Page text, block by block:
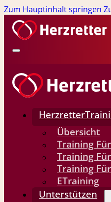
Zum Hauptinhalt springen
Übersicht
Training
Training
Training
ETraining
Unterstützen